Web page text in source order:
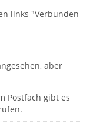
links "Verbunden
aber
Postfach gibt es